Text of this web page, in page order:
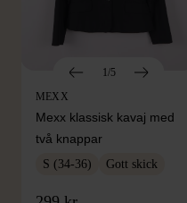
1/5
MEXX
Mexx klassisk kavaj med
två knappar
S (34-36) Gott skick